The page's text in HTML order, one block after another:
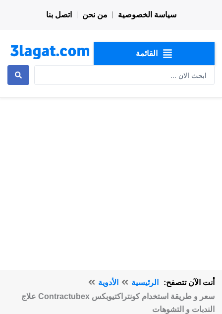
سياسة الخصوصية من نحن اتصل بنا
القائمة
أنت الآن تتصفح: الرئيسية
الأدوية
سعر و طريقة استخدام كونتراكتيوبكس Contractubex علاج
الندبات و التشوهات